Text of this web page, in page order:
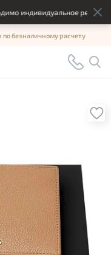
индивидуальное
безналичному расчету